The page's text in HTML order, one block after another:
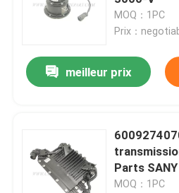
MOQ：1PC
Prix：
meilleur prix
Parts
MOQ：1PC